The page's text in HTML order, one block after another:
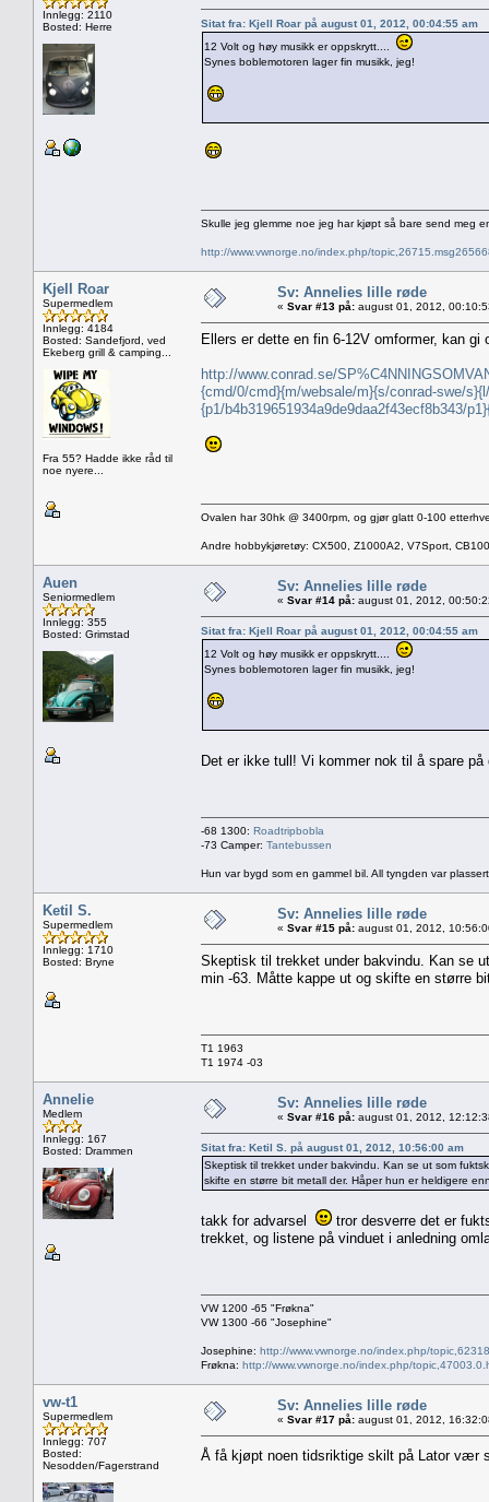
Innlegg: 2110
Bosted: Herre
Sitat fra: Kjell Roar på august 01, 2012, 00:04:55 am
12 Volt og høy musikk er oppskrytt....
Synes boblemotoren lager fin musikk, jeg!
Skulle jeg glemme noe jeg har kjøpt så bare send meg
http://www.vwnorge.no/index.php/
Kjell Roar
Supermedlem
Innlegg: 4184
Bosted: Sandefjord, ved
Ekeberg grill & camping...
Fra 55? Hadde ikke råd til
noe nyere...
Sv: Annelies lille røde
« Svar #13 på: august 01, 2012,
Ellers er dette en fin 6-12V omformer, kan gi
http://www.conrad.se/
{cmd/0/cmd}{m/websale/m}{s/conrad-swe/
{p1/b4b319651934a9de9daa2f43ecf8b343/
Ovalen har 30hk @ 3400rpm, og gjør glatt 0-100
Andre hobbykjøretøy: CX500, Z1000A2, V7Sport, CB100
Auen
Seniormedlem
Innlegg: 355
Bosted: Grimstad
Sv: Annelies lille røde
« Svar #14 på: august 01, 2012,
Sitat fra: Kjell Roar på august 01, 2012, 00:04:55 am
12 Volt og høy musikk er oppskrytt....
Synes boblemotoren lager fin musikk, jeg!
Det er ikke tull! Vi kommer nok til å spare
-68 1300: Roadtripbobla
-73 Camper: Tantebussen
Hun var bygd som en gammel bil. All tyngden var
Ketil S.
Supermedlem
Innlegg: 1710
Bosted: Bryne
Sv: Annelies lille røde
« Svar #15 på: august 01, 2012,
Skeptisk til trekket under bakvindu. Kan se
min -63. Måtte kappe ut og skifte en større
T1 1963
T1 1974 -03
Annelie
Medlem
Innlegg: 167
Bosted: Drammen
Sv: Annelies lille røde
« Svar #16 på: august 01, 2012,
Sitat fra: Ketil S. på august 01, 2012, 10:56:00 am
Skeptisk til trekket under bakvindu. Kan se ut som
skifte en større bit metall der. Håper hun er heldigere
takk for advarsel
tror desverre det er
trekket, og listene på vinduet i anledning
VW 1200 -65 "Frøkna"
VW 1300 -66 "Josephine"
Josephine: http://www.vwnorge.no/index.php/
Frøkna: http://www.vwnorge.no/index.php/
vw-t1
Supermedlem
Innlegg: 707
Bosted:
Nesodden/Fagerstrand
Sv: Annelies lille røde
« Svar #17 på: august 01, 2012,
Å få kjøpt noen tidsriktige skilt på Lator vær